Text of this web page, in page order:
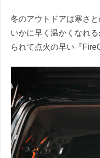
冬のアウトドアは寒さと
いかに早く温かくなれ
られて点火の早い『